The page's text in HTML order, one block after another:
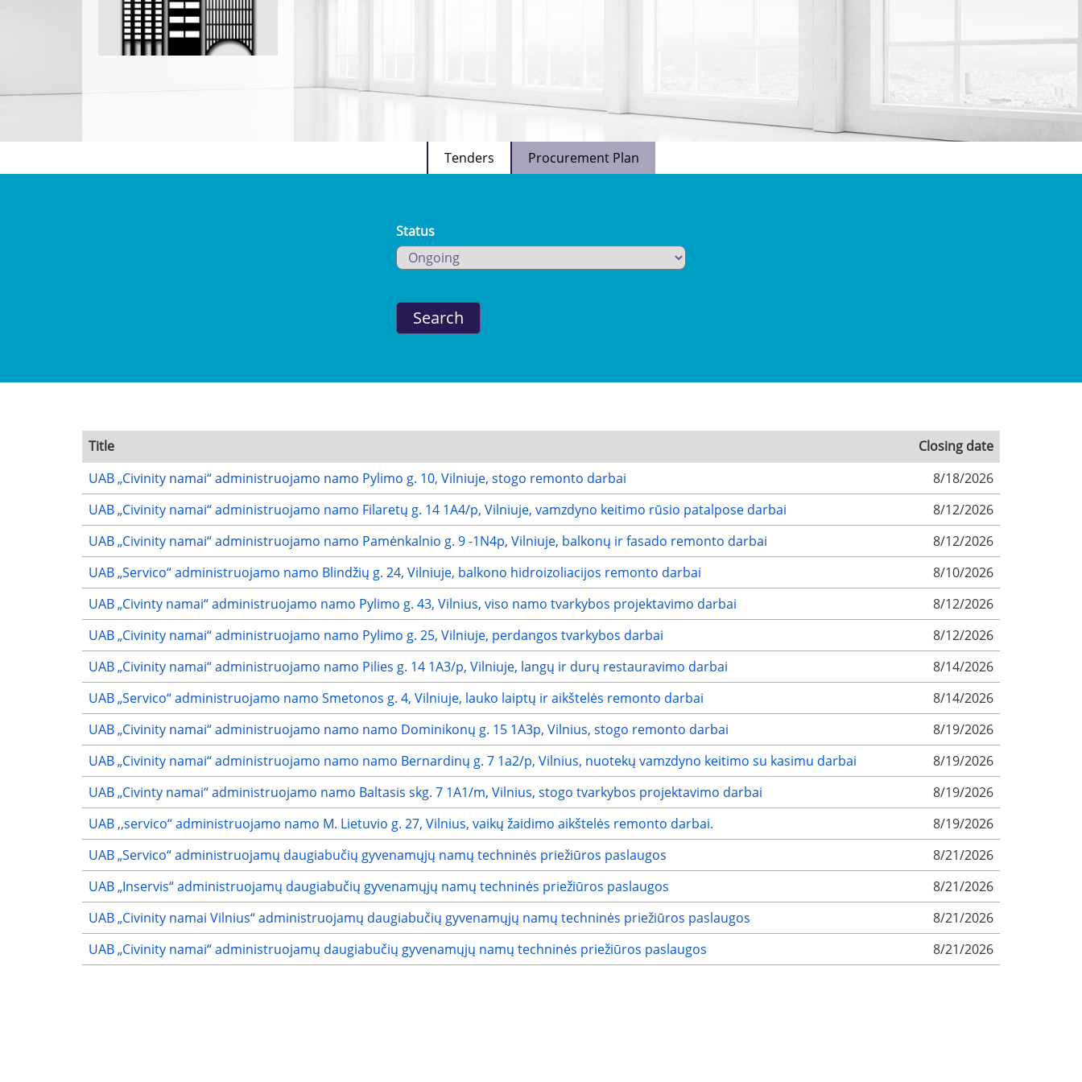
Tenders Procurement Plan
Status
Title
Closing date
UAB „Civinity namai“ administruojamo namo Pylimo g. 10, Vilniuje, stogo remonto darbai
8/18/2026
UAB „Civinity namai“ administruojamo namo Filaretų g. 14 1A4/p, Vilniuje, vamzdyno keitimo rūsio patalpose darbai
8/12/2026
UAB „Civinity namai“ administruojamo namo Pamėnkalnio g. 9 -1N4p, Vilniuje, balkonų ir fasado remonto darbai
8/12/2026
UAB „Servico“ administruojamo namo Blindžių g. 24, Vilniuje, balkono hidroizoliacijos remonto darbai
8/10/2026
UAB „Civinty namai“ administruojamo namo Pylimo g. 43, Vilnius, viso namo tvarkybos projektavimo darbai
8/12/2026
UAB „Civinity namai“ administruojamo namo Pylimo g. 25, Vilniuje, perdangos tvarkybos darbai
8/12/2026
UAB „Civinity namai“ administruojamo namo Pilies g. 14 1A3/p, Vilniuje, langų ir durų restauravimo darbai
8/14/2026
UAB „Servico“ administruojamo namo Smetonos g. 4, Vilniuje, lauko laiptų ir aikštelės remonto darbai
8/14/2026
UAB „Civinity namai“ administruojamo namo namo Dominikonų g. 15 1A3p, Vilnius, stogo remonto darbai
8/19/2026
UAB „Civinity namai“ administruojamo namo namo Bernardinų g. 7 1a2/p, Vilnius, nuotekų vamzdyno keitimo su kasimu darbai
8/19/2026
UAB „Civinty namai“ administruojamo namo Baltasis skg. 7 1A1/m, Vilnius, stogo tvarkybos projektavimo darbai
8/19/2026
UAB ,,servico“ administruojamo namo M. Lietuvio g. 27, Vilnius, vaikų žaidimo aikštelės remonto darbai.
8/19/2026
UAB „Servico“ administruojamų daugiabučių gyvenamųjų namų techninės priežiūros paslaugos
8/21/2026
UAB „Inservis“ administruojamų daugiabučių gyvenamųjų namų techninės priežiūros paslaugos
8/21/2026
UAB „Civinity namai Vilnius“ administruojamų daugiabučių gyvenamųjų namų techninės priežiūros paslaugos
8/21/2026
UAB „Civinity namai“ administruojamų daugiabučių gyvenamųjų namų techninės priežiūros paslaugos
8/21/2026